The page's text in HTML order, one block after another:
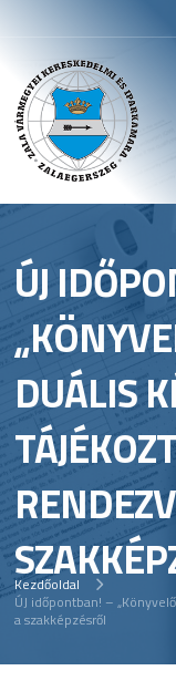
ÚJ
DUÁLIS
Kezdőoldal
ÚJ időpontban! –
a szakképzésről